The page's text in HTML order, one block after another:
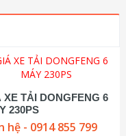
XE TẢI DONGFENG 6
230PS
hệ - 0914 855 799